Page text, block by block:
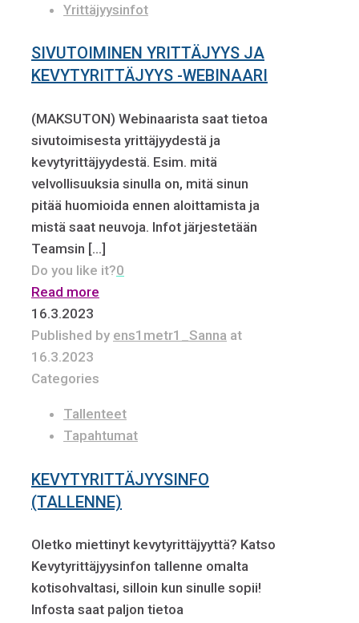
Yrittäjyysinfot
SIVUTOIMINEN YRITTÄJYYS JA
KEVYTYRITTÄJYYS -WEBINAARI
(MAKSUTON) Webinaarista saat tietoa
sivutoimisesta yrittäjyydestä ja
kevytyrittäjyydestä. Esim. mitä
velvollisuuksia sinulla on, mitä sinun
pitää huomioida ennen aloittamista ja
mistä saat neuvoja. Infot järjestetään
Teamsin […]
Do you like it?0
Read more
16.3.2023
Published by ens1metr1_Sanna at
16.3.2023
Categories
Tallenteet
Tapahtumat
KEVYTYRITTÄJYYSINFO
(TALLENNE)
Oletko miettinyt kevytyrittäjyyttä? Katso
Kevytyrittäjyysinfon tallenne omalta
kotisohvaltasi, silloin kun sinulle sopii!
Infosta saat paljon tietoa